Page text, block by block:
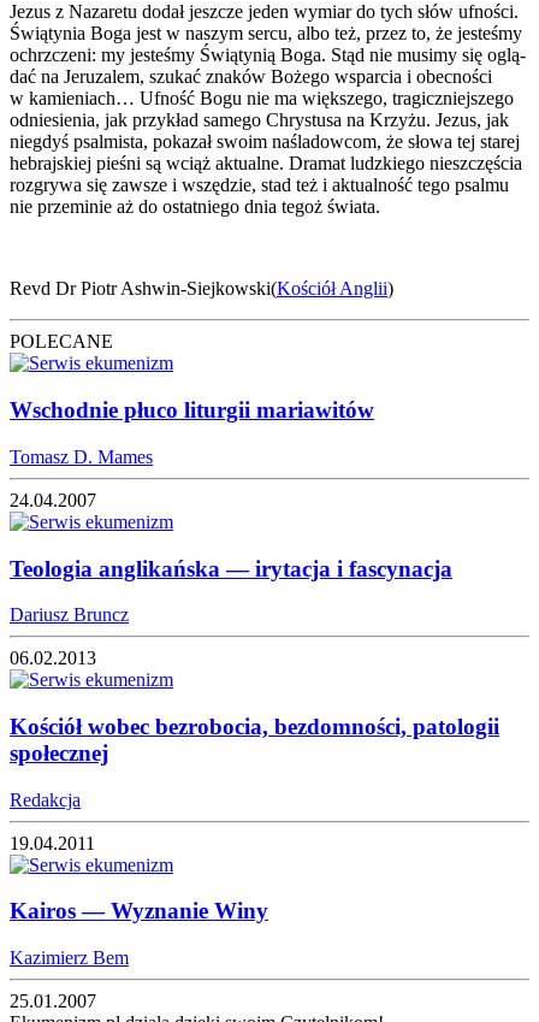
Jezus z Naza­re­tu dodał jesz­cze jeden wymiar do tych słów ufno­ści.
Świą­ty­nia Boga jest w naszym ser­cu, albo też, przez to, że jeste­śmy
ochrzcze­ni: my jeste­śmy Świą­ty­nią Boga. Stąd nie musi­my się oglą­
dać na Jeru­za­lem, szu­kać zna­ków Boże­go wspar­cia i obec­no­ści
w kamie­niach… Ufność Bogu nie ma więk­sze­go, tra­gicz­niej­sze­go
odnie­sie­nia, jak przy­kład same­go Chry­stu­sa na Krzy­żu. Jezus, jak
nie­gdyś psal­mi­sta, poka­zał swo­im naśla­dow­com, że sło­wa tej sta­rej
hebraj­skiej pie­śni są wciąż aktu­al­ne. Dra­mat ludz­kie­go nie­szczę­ścia
roz­gry­wa się zawsze i wszę­dzie, stad też i aktu­al­ność tego psal­mu
nie prze­mi­nie aż do ostat­nie­go dnia tegoż świa­ta.
Revd Dr Piotr Ash­win-Siej­kow­ski(Kościół Anglii)
POLECANE
Wschodnie płuco liturgii mariawitów
Tomasz D. Mames
24.04.2007
Teologia anglikańska — irytacja i fascynacja
Dariusz Bruncz
06.02.2013
Kościół wobec bezrobocia, bezdomności, patologii
społecznej
Redakcja
19.04.2011
Kairos — Wyznanie Winy
Kazimierz Bem
25.01.2007